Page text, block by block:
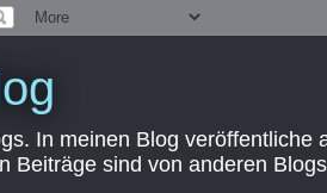
In meinen Blog
Beiträge sind von anderen